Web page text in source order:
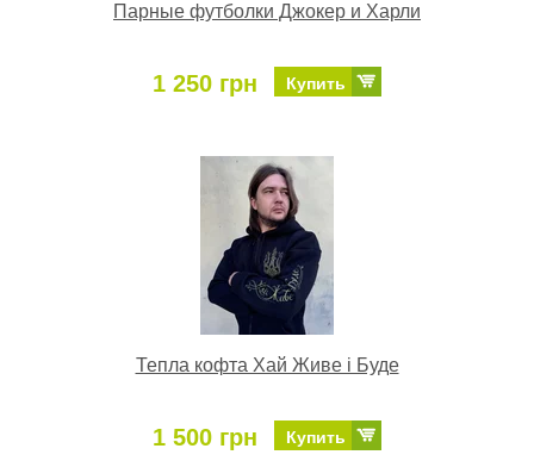
Парные футболки Джокер и Харли
1 250 грн Купить
Тепла кофта Хай Живе і Буде
1 500 грн Купить